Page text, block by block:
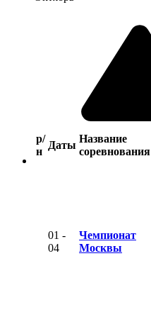
р/
н
Даты
Название
соревнования
01 -
04
Чемпионат
Москвы